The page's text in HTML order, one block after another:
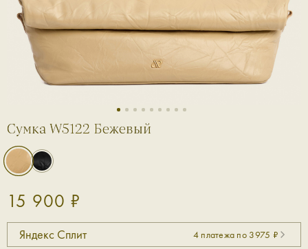
1 2 3 4 5 6 7 8 9
Сумка W5122 Бежевый
15 900 ₽
Яндекс Сплит 4 платежа по 3975 ₽